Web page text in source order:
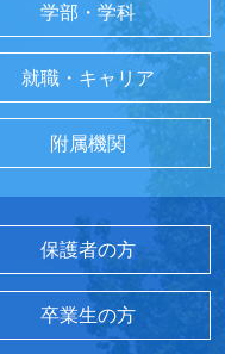
学部・学科
就職・キャリア
附属機関
保護者の方
卒業生の方